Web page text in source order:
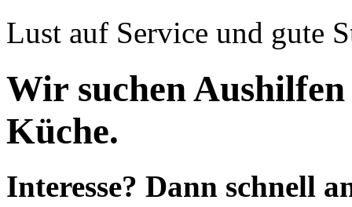
Lust auf Service und gute
Wir suchen
Küche.
Interesse? Dann schnell